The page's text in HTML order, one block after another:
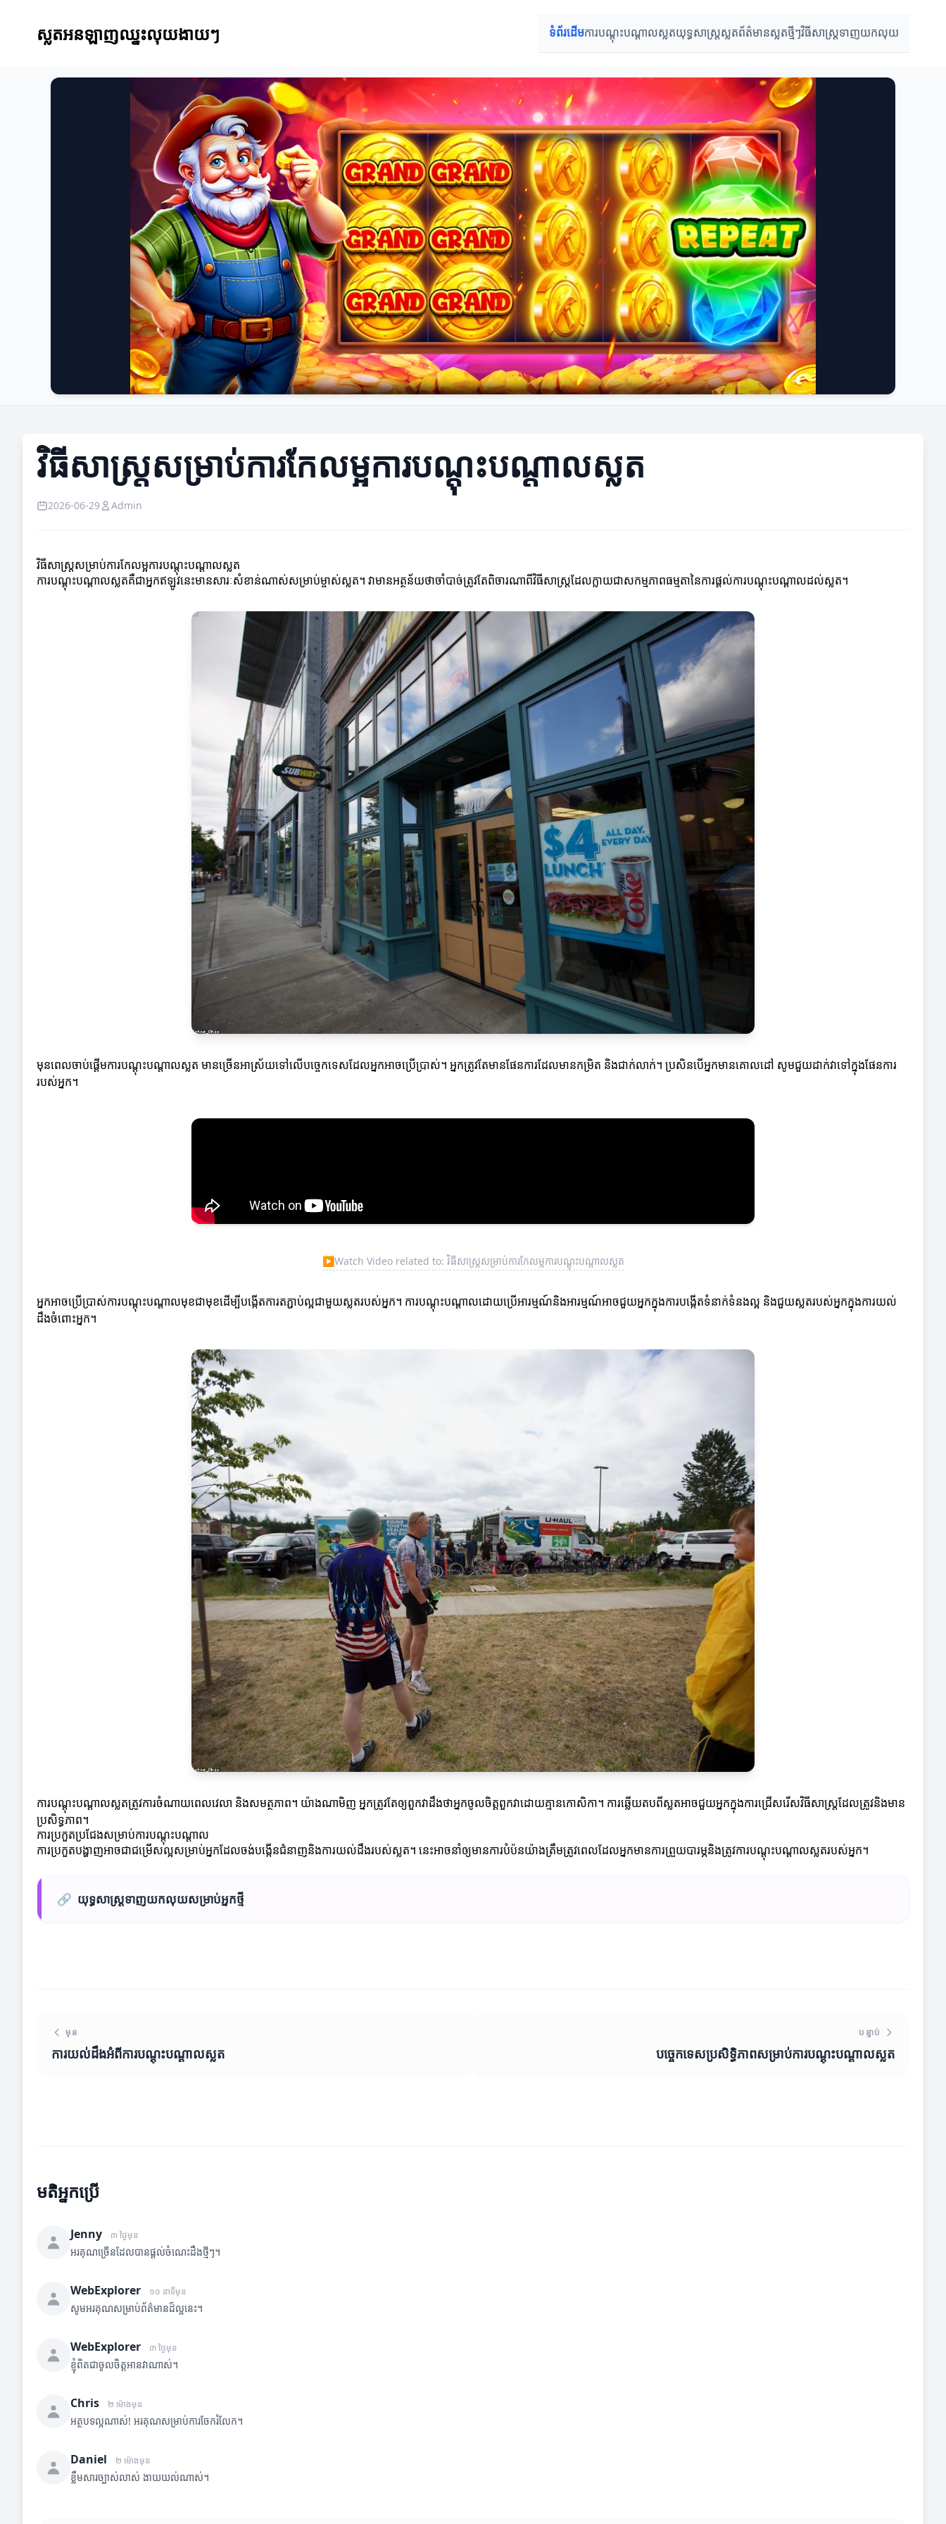
ស្លតអនឡាញឈ្នះលុយងាយៗ ទំព័រដើមការបណ្តុះបណ្តាលស្លតយុទ្ធសាស្ត្រស្លតព័ត៌មានស្លតថ្មីៗវិធីសាស្ត្រទាញយកលុយ
វិធីសាស្ត្រសម្រាប់ការកែលម្អការបណ្តុះបណ្តាលស្លត
2026-06-29 Admin
វិធីសាស្ត្រសម្រាប់ការកែលម្អការបណ្តុះបណ្តាលស្លត
ការបណ្តុះបណ្តាលស្លតគឺជាអ្នកឥឡូវនេះមានសារៈសំខាន់ណាស់សម្រាប់ម្ចាស់ស្លត។ វាមានអត្ថន័យថាចាំបាច់ត្រូវតែពិចារណាពីវិធីសាស្ត្រដែលក្លាយជាសកម្មភាពធម្មតានៃការផ្តល់ការបណ្តុះបណ្តាលដល់ស្លត។
មុនពេលចាប់ផ្តើមការបណ្តុះបណ្តាលស្លត មានច្រើនអាស្រ័យទៅលើបច្ចេកទេសដែលអ្នកអាចប្រើប្រាស់។ អ្នកត្រូវតែមានផែនការដែលមានកម្រិត និងជាក់លាក់។ ប្រសិនបើអ្នកមានគោលដៅ សូមជួយដាក់វាទៅក្នុងផែនការ
របស់អ្នក។
▶Watch Video related to: វិធីសាស្ត្រសម្រាប់ការកែលម្អការបណ្តុះបណ្តាលស្លត
អ្នកអាចប្រើប្រាស់ការបណ្តុះបណ្តាលមុខជាមុខដើម្បីបង្កើតការតភ្ជាប់ល្អជាមួយស្លតរបស់អ្នក។ ការបណ្តុះបណ្តាលដោយប្រើអារម្មណ៍និងអារម្មណ៍អាចជួយអ្នកក្នុងការបង្កើតទំនាក់ទំនងល្អ និងជួយស្លតរបស់អ្នកក្នុងការយល់
ដឹងចំពោះអ្នក។
ការបណ្តុះបណ្តាលស្លតត្រូវការចំណាយពេលវេលា និងសមត្ថភាព។ យ៉ាងណាមិញ អ្នកត្រូវតែឲ្យពួកវាដឹងថាអ្នកចូលចិត្តពួកវាដោយគ្មានកោសិកា។ ការឆ្លើយតបពីស្លតអាចជួយអ្នកក្នុងការជ្រើសរើសវិធីសាស្ត្រដែលត្រូវនិងមាន
ប្រសិទ្ធភាព។
ការប្រកួតប្រជែងសម្រាប់ការបណ្តុះបណ្តាល
ការប្រកួតបង្ហាញអាចជាជម្រើសល្អសម្រាប់អ្នកដែលចង់បង្កើនជំនាញនិងការយល់ដឹងរបស់ស្លត។ នេះអាចនាំឲ្យមានការបំប៉នយ៉ាងត្រឹមត្រូវពេលដែលអ្នកមានការព្រួយបារម្ភនិងត្រូវការបណ្តុះបណ្តាលស្លតរបស់អ្នក។
🔗 យុទ្ធសាស្ត្រទាញយកលុយសម្រាប់អ្នកថ្មី
មុន
ការយល់ដឹងអំពីការបណ្តុះបណ្តាលស្លត
បន្ទាប់
បច្ចេកទេសប្រសិទ្ធិភាពសម្រាប់ការបណ្តុះបណ្តាលស្លត
មតិអ្នកប្រើ
Jenny ៣ ថ្ងៃមុន
អរគុណច្រើនដែលបានផ្តល់ចំណេះដឹងថ្មីៗ។
WebExplorer ១០ នាទីមុន
សូមអរគុណសម្រាប់ព័ត៌មានដ៏ល្អនេះ។
WebExplorer ៣ ថ្ងៃមុន
ខ្ញុំពិតជាចូលចិត្តអានវាណាស់។
Chris ២ ម៉ោងមុន
អត្ថបទល្អណាស់! អរគុណសម្រាប់ការចែករំលែក។
Daniel ២ ម៉ោងមុន
ខ្លឹមសារច្បាស់លាស់ ងាយយល់ណាស់។